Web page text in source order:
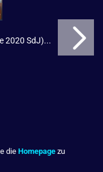
2020 SdJ)...
die Homepage zu